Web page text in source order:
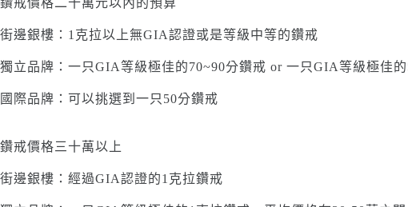
街邊銀樓：1克拉以上無GIA認證或是等級中等的鑽戒
獨立品牌：一只GIA等級極佳的70~90分鑽戒 or 一只GIA等級極佳
國際品牌：可以挑選到一只50分鑽戒
鑽戒價格三十萬以上
街邊銀樓：經過GIA認證的1克拉鑽戒